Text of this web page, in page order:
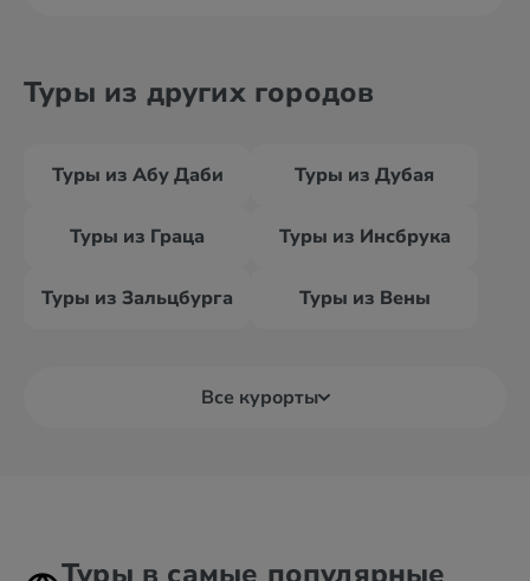
Туры из других городов
Туры из Абу Даби Туры из Дубая
Туры из Граца Туры из Инсбрука
Туры из Зальцбурга Туры из Вены
Все курорты